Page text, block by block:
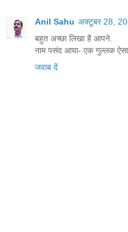
Anil Sahu अक्टूबर 28,
बहुत अच्छा लिखा है आपने.
नाम पसंद आया- एक गुल्लक ऐसा
जवाब दें